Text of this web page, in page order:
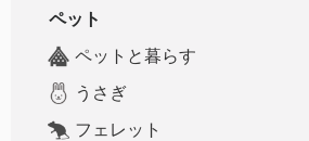
ペット
ペットと暮らす
うさぎ
フェレット